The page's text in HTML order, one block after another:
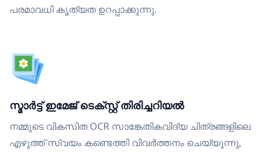
പരമാവധി കൃത്യത ഉറപ്പാക്കുന്നു.
സ്മാർട്ട് ഇമേജ് ടെക്സ്റ്റ് തിരിച്ചറിയൽ
നമ്മുടെ വികസിത OCR സാങ്കേതികവിദ്യ ചിത്രങ്ങളിലെ
എഴുത്ത് സ്വയം കണ്ടെത്തി വിവർത്തനം ചെയ്യുന്നു,